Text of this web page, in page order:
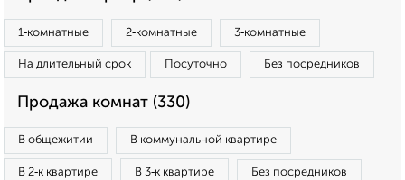
1‑комнатные 2‑комнатные 3‑комнатные
На длительный срок Посуточно Без посредников
Продажа комнат (330)
В общежитии В коммунальной квартире
В 2‑к квартире В 3‑к квартире Без посредников